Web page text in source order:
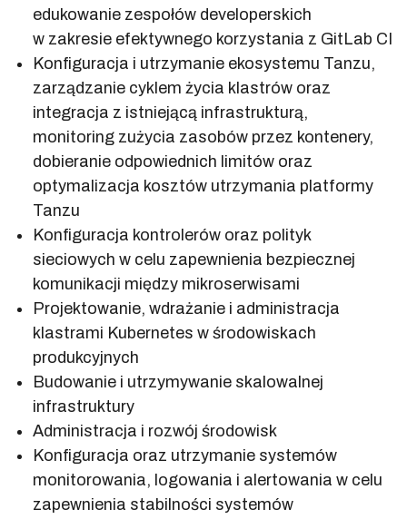
edukowanie zespołów developerskich
w zakresie efektywnego korzystania z GitLab CI
Konfiguracja i utrzymanie ekosystemu Tanzu,
zarządzanie cyklem życia klastrów oraz
integracja z istniejącą infrastrukturą,
monitoring zużycia zasobów przez kontenery,
dobieranie odpowiednich limitów oraz
optymalizacja kosztów utrzymania platformy
Tanzu
Konfiguracja kontrolerów oraz polityk
sieciowych w celu zapewnienia bezpiecznej
komunikacji między mikroserwisami
Projektowanie, wdrażanie i administracja
klastrami Kubernetes w środowiskach
produkcyjnych
Budowanie i utrzymywanie skalowalnej
infrastruktury
Administracja i rozwój środowisk
Konfiguracja oraz utrzymanie systemów
monitorowania, logowania i alertowania w celu
zapewnienia stabilności systemów